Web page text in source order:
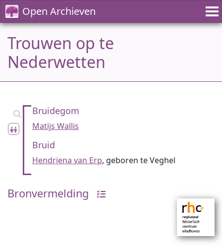
Open Archieven
Trouwen op te
Nederwetten
Bruidegom
Matijs Wallis
Bruid
Hendriena van Erp, geboren te Veghel
Bronvermelding